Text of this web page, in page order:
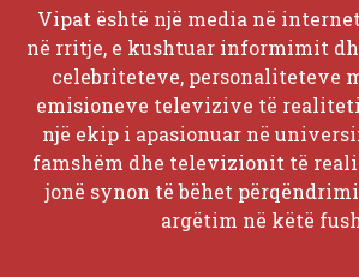
Vipat është një media në
në rritje, e kushtuar informimit
celebriteteve, personaliteteve
emisioneve televizive të
një ekip i apasionuar në
famshëm dhe televizionit të
jonë synon të bëhet
argëtim në këtë